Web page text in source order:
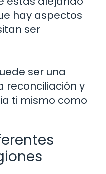
hay aspectos
ser
ser una
reconciliación y
ti mismo como